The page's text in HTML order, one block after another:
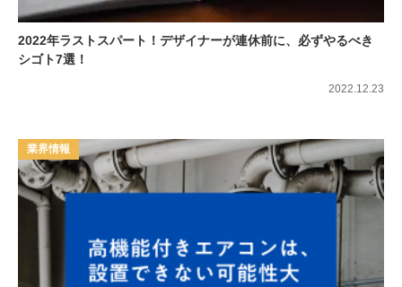
2022年ラストスパート！デザイナーが連休前に、必ずやるべき
シゴト7選！
2022.12.23
業界情報